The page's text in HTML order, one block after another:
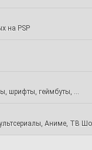
на PSP
шрифты, геймбуты, ...
Аниме, ТВ